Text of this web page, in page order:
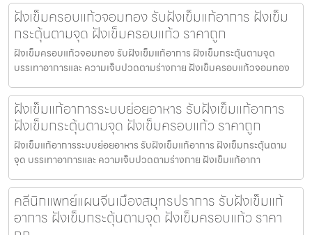
ฝังเข็มครอบแก้วจอมทอง รับฝังเข็มแก้อาการ ฝังเข็ม
กระตุ้นตามจุด ฝังเข็มครอบแก้ว ราคาถูก
ฝังเข็มครอบแก้วจอมทอง รับฝังเข็มแก้อาการ ฝังเข็มกระตุ้นตามจุด
บรรเทาอาการและ ความเจ็บปวดตามร่างกาย ฝังเข็มครอบแก้วจอมทอง
ฝังเข็มแก้อาการระบบย่อยอาหาร รับฝังเข็มแก้อาการ
ฝังเข็มกระตุ้นตามจุด ฝังเข็มครอบแก้ว ราคาถูก
ฝังเข็มแก้อาการระบบย่อยอาหาร รับฝังเข็มแก้อาการ ฝังเข็มกระตุ้นตาม
จุด บรรเทาอาการและ ความเจ็บปวดตามร่างกาย ฝังเข็มแก้อากา
คลีนิกแพทย์แผนจีนเมืองสมุทรปราการ รับฝังเข็มแก้
อาการ ฝังเข็มกระตุ้นตามจุด ฝังเข็มครอบแก้ว ราคา